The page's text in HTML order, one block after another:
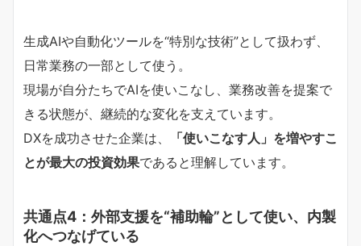
生成AIや自動化ツールを“特別な技術”として扱わず、
日常業務の一部として使う。
現場が自分たちでAIを使いこなし、業務改善を提案で
きる状態が、継続的な変化を支えています。
DXを成功させた企業は、
「使いこなす人」を増やすこ
とが最大の投資効果であると理解しています。
共通点4：外部支援を“補助輪”として使い、内製
化へつなげている